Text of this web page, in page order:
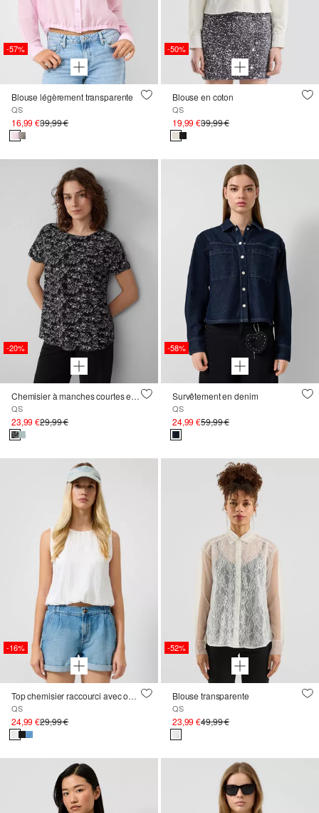
-57%
Blouse légèrement transparente
QS
16,99 €39,99 €
-50%
Blouse en coton
QS
19,99 €39,99 €
-20%
Chemisier à manches courtes en viscose
QS
23,99 €29,99 €
-58%
Survêtement en denim
QS
24,99 €59,99 €
-16%
Top chemisier raccourci avec ourlet ballon
QS
24,99 €29,99 €
-52%
Blouse transparente
QS
23,99 €49,99 €